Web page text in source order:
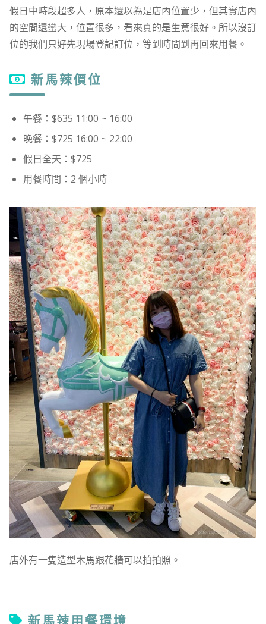
假日中時段超多人，原本還以為是店內位置少，但其實店內
的空間還蠻大，位置很多，看來真的是生意很好。所以沒訂
位的我們只好先現場登記訂位，等到時間到再回來用餐。
新馬辣價位
午餐：$635 11:00 ~ 16:00
晚餐：$725 16:00 ~ 22:00
假日全天：$725
用餐時間：2 個小時
店外有一隻造型木馬跟花牆可以拍拍照。